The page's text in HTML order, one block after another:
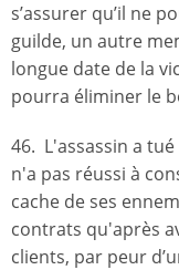
s’assurer qu’il ne
guilde, un autre
longue date de la
pourra éliminer le
46. L'assassin a
n'a pas réussi à
cache de ses
contrats qu'après
clients, par peur